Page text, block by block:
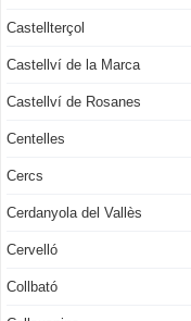
Castellterçol
Castellví de la Marca
Castellví de Rosanes
Centelles
Cercs
Cerdanyola del Vallès
Cervelló
Collbató